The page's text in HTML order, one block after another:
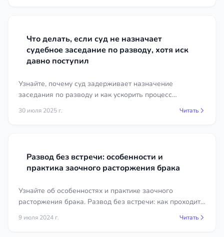
докажет тяжёлое материальное положение (ст.
115 СК РФ, Постановление Пленума ВС РФ № 56
от 26.12.2017). Поэтому важно заранее
Алименты с ИП и безработного
рассчитываются с доходов за вычетом
расходов, подтверждённых
заработной платы, утв. Постановлением
Правительства РФ № 841). Без юриста
плательщик легко занижает базу.
Что делать, если суд не назначает
судебное заседание по разводу, хотя иск
давно поступил
Узнайте, почему суд задерживает назначение
заседания по разводу и как ускорить процесс
рассмотрения вашего иска. Советы и рекомендации
30 июля 2025 г. Читать
Развод без встречи: особенности и
практика заочного расторжения брака
Узнайте об особенностях и практике заочного
расторжения брака. Развод без встречи: как проходит
процедура, какие есть нюансы. Полезная информация
9 июля 2024 г. Читать